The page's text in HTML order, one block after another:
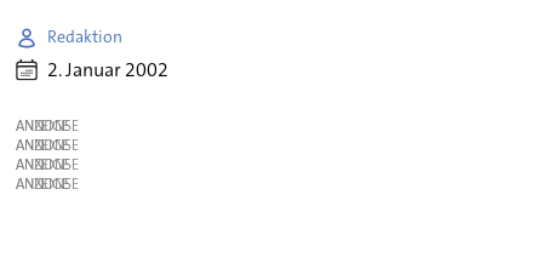
Redaktion
2. Januar 2002
ANZEIGE
ANZEIGE
ANZEIGE
ANZEIGE